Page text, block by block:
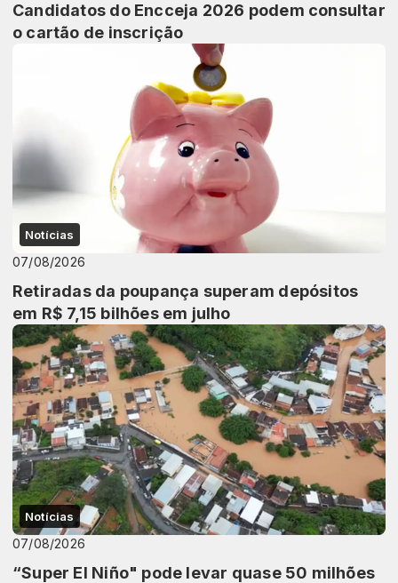
Candidatos do Encceja 2026 podem consultar
o cartão de inscrição
Notícias
07/08/2026
Retiradas da poupança superam depósitos
em R$ 7,15 bilhões em julho
Notícias
07/08/2026
“Super El Niño" pode levar quase 50 milhões